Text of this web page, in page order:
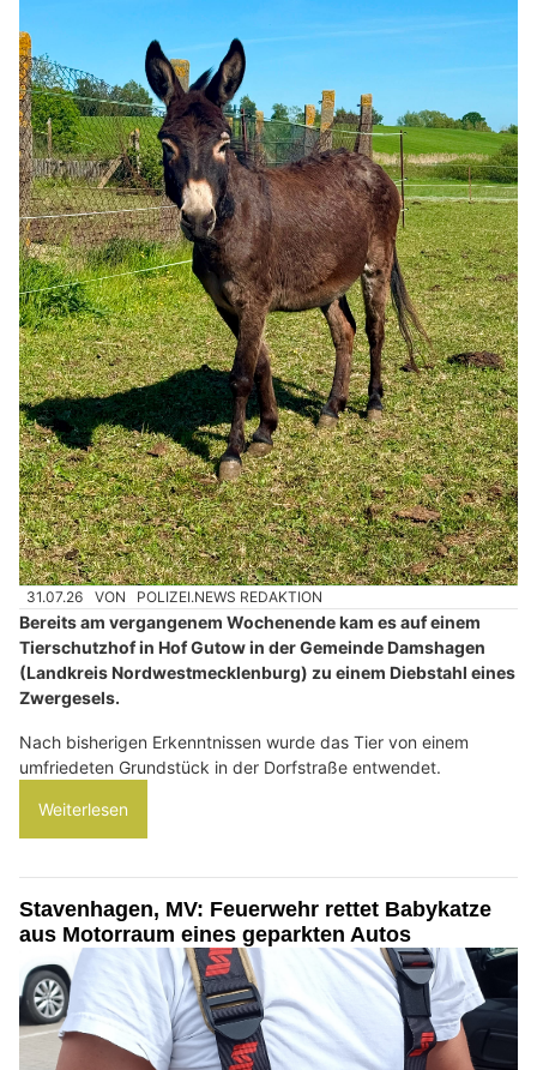
31.07.26 VON POLIZEI.NEWS REDAKTION
Bereits am vergangenem Wochenende kam es auf einem
Tierschutzhof in Hof Gutow in der Gemeinde Damshagen
(Landkreis Nordwestmecklenburg) zu einem Diebstahl eines
Zwergesels.
Nach bisherigen Erkenntnissen wurde das Tier von einem
umfriedeten Grundstück in der Dorfstraße entwendet.
Weiterlesen
Stavenhagen, MV: Feuerwehr rettet Babykatze
aus Motorraum eines geparkten Autos